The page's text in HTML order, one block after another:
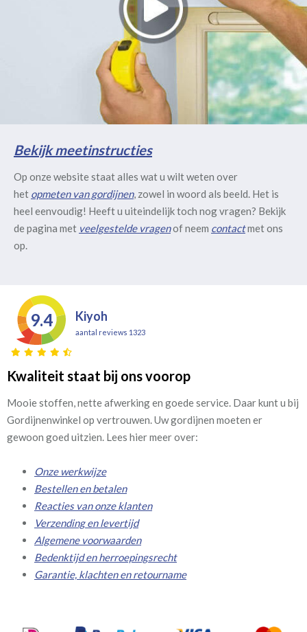
Bekijk meetinstructies
Op onze website staat alles wat u wilt weten over
het opmeten van gordijnen, zowel in woord als beeld. Het is
heel eenvoudig! Heeft u uiteindelijk toch nog vragen? Bekijk
de pagina met veelgestelde vragenof neem contactmet ons
op.
9.4 Kiyoh
aantal reviews 1323
Kwaliteit staat bij ons voorop
Mooie stoffen, nette afwerking en goede service. Daar kunt u bij
Gordijnenwinkel op vertrouwen. Uw gordijnen moeten er
gewoon goed uitzien. Lees hier meer over:
Onze werkwijze
Bestellen en betalen
Reacties van onze klanten
Verzending en levertijd
Algemene voorwaarden
Bedenktijd en herroepingsrecht
Garantie, klachten en retourname